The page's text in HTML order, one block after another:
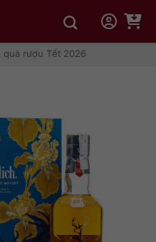
quà rượu Tết 2026